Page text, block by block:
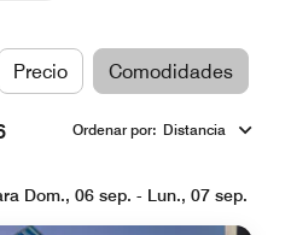
Precio Comodidades
Ordenar por: Distancia
Dom., 06 sep. - Lun., 07 sep.